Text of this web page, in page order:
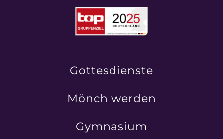
Gottesdienste
Mönch werden
Gymnasium